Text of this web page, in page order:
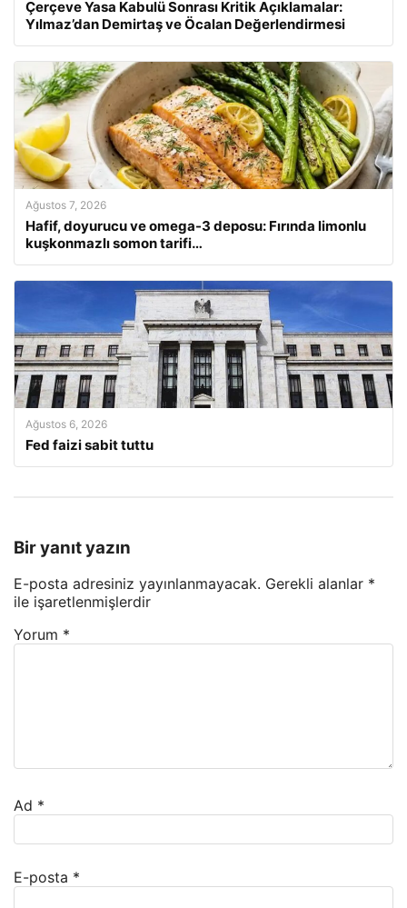
Çerçeve Yasa Kabulü Sonrası Kritik Açıklamalar:
Yılmaz’dan Demirtaş ve Öcalan Değerlendirmesi
Ağustos 7, 2026
Hafif, doyurucu ve omega-3 deposu: Fırında limonlu
kuşkonmazlı somon tarifi…
Ağustos 6, 2026
Fed faizi sabit tuttu
Bir yanıt yazın
E-posta adresiniz yayınlanmayacak. Gerekli alanlar *
ile işaretlenmişlerdir
Yorum *
Ad *
E-posta *